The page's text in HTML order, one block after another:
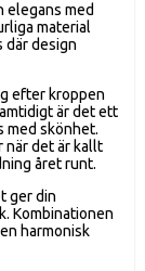
elegans med
material
där design
efter kroppen
är det ett
med skönhet.
när det är kallt
året runt.
ger din
Kombinationen
harmonisk